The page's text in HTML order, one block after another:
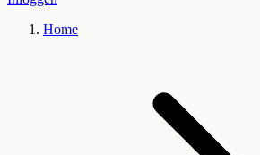
Home